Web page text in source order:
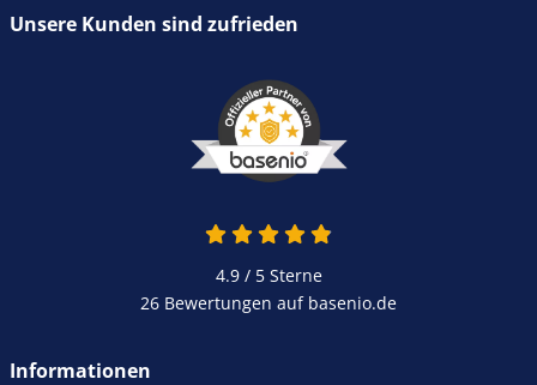
Unsere Kunden sind zufrieden
4.9 / 5Sterne
26 Bewertungen auf basenio.de
Informationen